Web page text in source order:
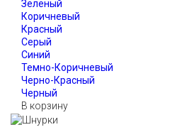
В корзину